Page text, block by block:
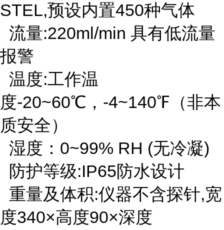
STEL,预设内置450种气体
流量:220ml/min 具有低流量
报警
温度:工作温
度-20~60℃，-4~140℉（非本
质安全）
湿度：0~99% RH (无冷凝)
防护等级:IP65防水设计
重量及体积:仪器不含探针,宽
度340×高度90×深度